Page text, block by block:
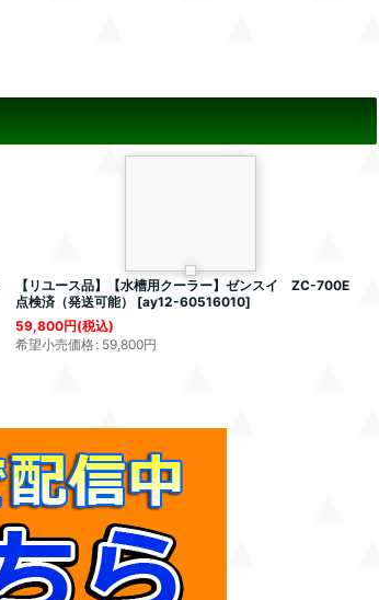
【リユース品】【水槽用クーラー】ゼンスイ ZC-700E
点検済（発送可能）
[ay12-60516010]
59,800円(税込)
希望小売価格: 59,800円